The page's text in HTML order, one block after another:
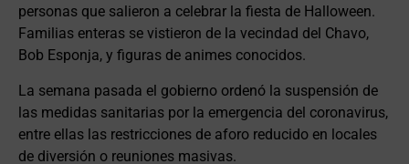
personas que salieron a celebrar la fiesta de Halloween.
Familias enteras se vistieron de la vecindad del Chavo,
Bob Esponja, y figuras de animes conocidos.
La semana pasada el gobierno ordenó la suspensión de
las medidas sanitarias por la emergencia del coronavirus,
entre ellas las restricciones de aforo reducido en locales
de diversión o reuniones masivas.